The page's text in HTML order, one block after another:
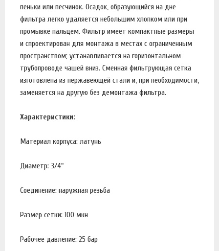
пеньки или песчинок. Осадок, образующийся на дне
фильтра легко удаляется небольшим хлопком или при
промывке пальцем. Фильтр имеет компактные размеры
и спроектирован для монтажа в местах с ограниченным
пространством; устанавливается на горизонтальном
трубопроводе чашей вниз. Сменная фильтрующая сетка
изготовлена из нержавеющей стали и, при необходимости,
заменяется на другую без демонтажа фильтра.
Характеристики:
Материал корпуса: латунь
Диаметр: 3/4"
Соединение: наружная резьба
Размер сетки: 100 мкн
Рабочее давление: 25 бар